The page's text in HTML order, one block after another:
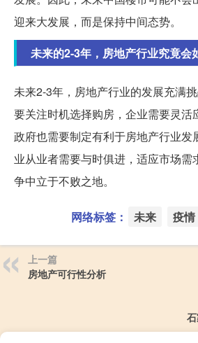
迎来大发展，而是保持中间态势。
未来的2-3年，房地产行业究竟会
未来2-3年，房地产行业的发展充满
要关注时机选择购房，企业需要灵活
政府也需要制定有利于房地产行业发
业从业者需要与时俱进，适应市场需
争中立于不败之地。
网络标签： 未来 疫情
上一篇
房地产可行性分析